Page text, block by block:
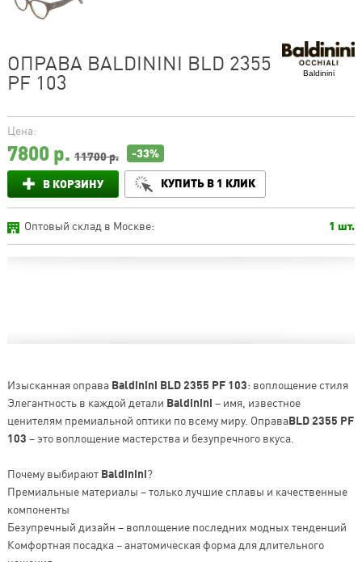
Baldinini
ОПРАВА BALDININI BLD 2355
PF 103
Цена:
7800р. 11700 р. -33%
В КОРЗИНУ КУПИТЬ В 1 КЛИК
Оптовый склад в Москве: 1 шт.
Изысканная оправа Baldinini BLD 2355 PF 103: воплощение стиля
Элегантность в каждой детали Baldinini – имя, известное
ценителям премиальной оптики по всему миру. ОправаBLD 2355 PF
103 – это воплощение мастерства и безупречного вкуса.
Почему выбирают Baldinini?
Премиальные материалы – только лучшие сплавы и качественные
компоненты
Безупречный дизайн – воплощение последних модных тенденций
Комфортная посадка – анатомическая форма для длительного